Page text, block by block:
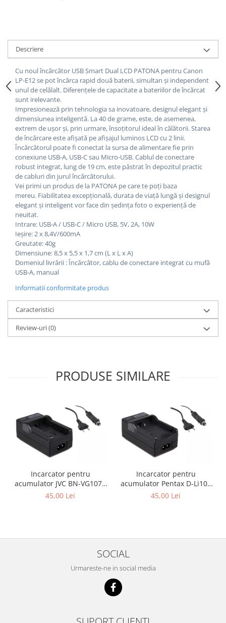
Descriere
Cu noul încărcător USB Smart Dual LCD PATONA pentru Canon
LP-E12 se pot încărca rapid două baterii, simultan și independent
unul de celălalt. Diferențele de capacitate a bateriilor de încărcat
sunt irelevante.
Impresionează prin tehnologia sa inovatoare, designul elegant și
dimensiunea inteligentă. La 40 de grame, este, de asemenea,
extrem de ușor și, prin urmare, însoțitorul ideal în călătorii.Starea
de încărcare este afișată pe afișajul luminos LCD cu 2 linii.
Încărcătorul poate fi conectat la sursa de alimentare fie prin
conexiune USB-A, USB-C sau Micro-USB.Cablul de conectare
robust integrat, lung de 19 cm, este păstrat în depozitul practic
de cabluri din jurul încărcătorului.
Vei primi un produs de la PATONA pe care te poți baza
mereu. Fiabilitatea excepțională, durata de viață lungă și designul
elegant și inteligent vor face din ședința foto o experiență de
neuitat.
Intrare: USB-A / USB-C / Micro USB, 5V, 2A, 10W
Ieșire: 2 x 8,4V/600mA
Greutate: 40g
Dimensiune: 8,5 x 5,5 x 1,7 cm (L x L x A)
Domeniul livrării : Încărcător, cablu de conectare integrat cu mufă
USB-A, manual
Informatii conformitate produs
Caracteristici
Review-uri(0)
PRODUSE SIMILARE
Incarcator pentru
acumulator JVC BN-VG107e
Patona
45,00 Lei
Incarcator pentru
acumulator Pentax D-Li109
Patona
45,00 Lei
SOCIAL
Urmareste-ne in social media